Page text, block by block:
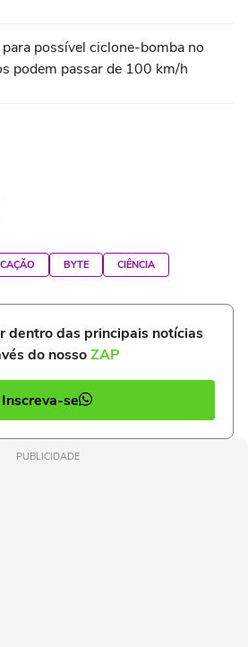
possível ciclone-bomba no
podem passar de 100 km/h
BYTE CIÊNCIA
dentro das principais notícias
do nossoZAP
Inscreva-se
PUBLICIDADE